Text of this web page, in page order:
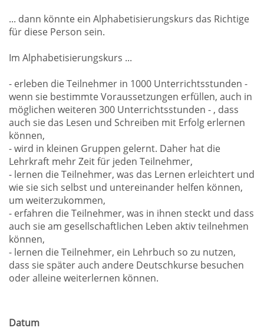
... dann könnte ein Alphabetisierungskurs das Richtige
für diese Person sein.
Im Alphabetisierungskurs ...
- erleben die Teilnehmer in 1000 Unterrichtsstunden -
wenn sie bestimmte Voraussetzungen erfüllen, auch in
möglichen weiteren 300 Unterrichtsstunden - , dass
auch sie das Lesen und Schreiben mit Erfolg erlernen
können,
- wird in kleinen Gruppen gelernt. Daher hat die
Lehrkraft mehr Zeit für jeden Teilnehmer,
- lernen die Teilnehmer, was das Lernen erleichtert und
wie sie sich selbst und untereinander helfen können,
um weiterzukommen,
- erfahren die Teilnehmer, was in ihnen steckt und dass
auch sie am gesellschaftlichen Leben aktiv teilnehmen
können,
- lernen die Teilnehmer, ein Lehrbuch so zu nutzen,
dass sie später auch andere Deutschkurse besuchen
oder alleine weiterlernen können.
Datum